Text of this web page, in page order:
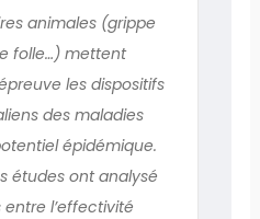
animales (grippe
folle…) mettent
les dispositifs
des maladies
épidémique.
études ont analysé
l’effectivité